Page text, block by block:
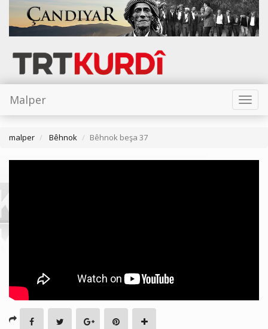
Toggle
Malper
malper Bêhnok Bêhnok beşa 37